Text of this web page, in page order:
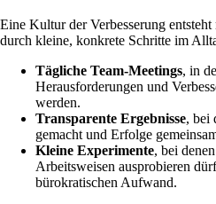
Eine Kultur der Verbesserung
durch kleine, konkrete Schritte im
Tägliche Team-Meetings, in
Herausforderungen und
werden.
Transparente Ergebnisse, bei
gemacht und Erfolge
Kleine Experimente, bei
Arbeitsweisen ausprobieren
bürokratischen Aufwand.